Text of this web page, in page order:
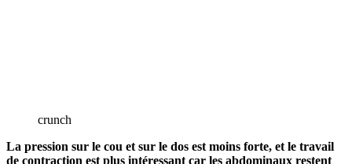
crunch
La pression sur le cou et sur le dos est moins forte, et le travail
de contraction est plus intéressant car les abdominaux restent